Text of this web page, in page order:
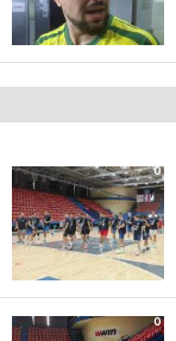
0
0